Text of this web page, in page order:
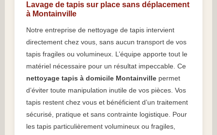
Lavage de tapis sur place sans déplacement
à Montainville
Notre entreprise de nettoyage de tapis intervient
directement chez vous, sans aucun transport de vos
tapis fragiles ou volumineux. L’équipe apporte tout le
matériel nécessaire pour un résultat impeccable. Ce
nettoyage tapis à domicile Montainville permet
d’éviter toute manipulation inutile de vos pièces. Vos
tapis restent chez vous et bénéficient d’un traitement
sécurisé, pratique et sans contrainte logistique. Pour
les tapis particulièrement volumineux ou fragiles,